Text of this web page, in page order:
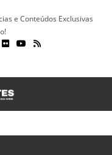
e Conteúdos Exclusivas